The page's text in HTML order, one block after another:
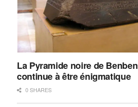
La Pyramide noire de Benben
continue à être énigmatique
0 SHARES